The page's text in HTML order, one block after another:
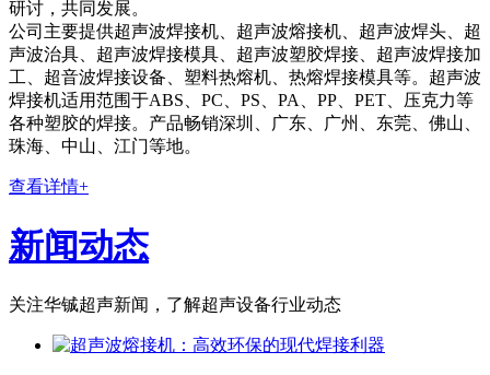
研讨，共同发展。
公司主要提供超声波焊接机、超声波熔接机、超声波焊头、超
声波治具、超声波焊接模具、超声波塑胶焊接、超声波焊接加
工、超音波焊接设备、塑料热熔机、热熔焊接模具等。超声波
焊接机适用范围于ABS、PC、PS、PA、PP、PET、压克力等
各种塑胶的焊接。产品畅销深圳、广东、广州、东莞、佛山、
珠海、中山、江门等地。
查看详情+
新闻动态
关注华铖超声新闻，了解超声设备行业动态